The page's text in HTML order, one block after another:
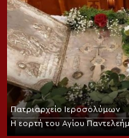
Πατριαρχείο Ιεροσολύμων
Η εορτή του Αγίου